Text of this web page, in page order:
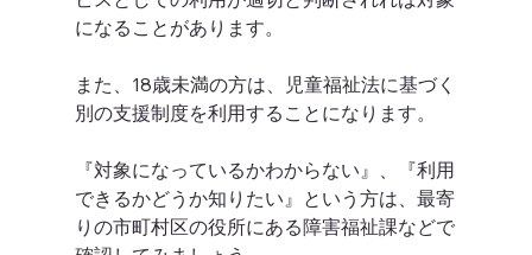
になることがあります。
また、18歳未満の方は、児童福祉法に基づく
別の支援制度を利用することになります。
『対象になっているかわからない』、『利用
できるかどうか知りたい』という方は、最寄
りの市町村区の役所にある障害福祉課などで